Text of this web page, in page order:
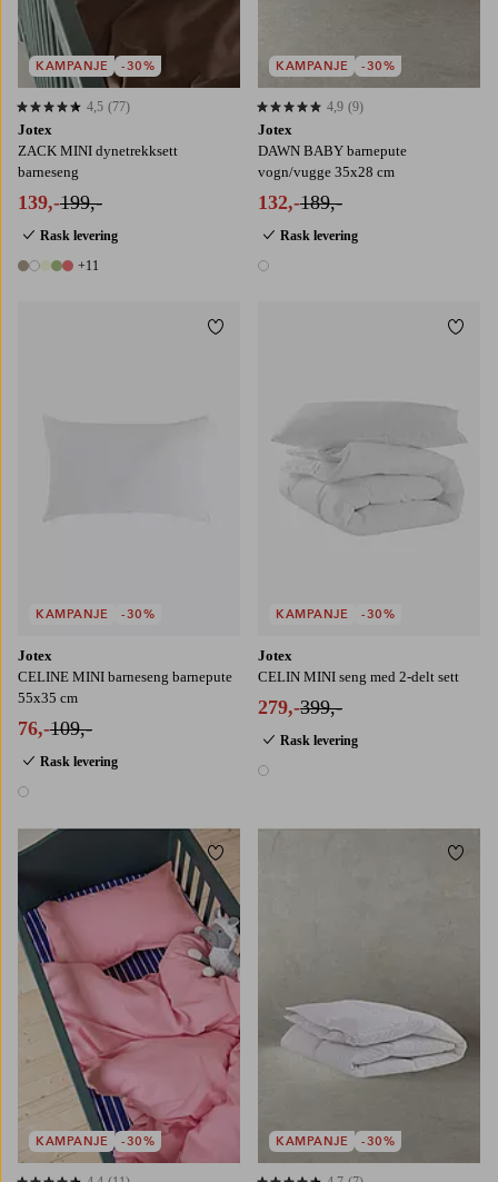
Jotex
ZACK MINI dynetrekksett
barneseng
139,-199,-
Rask levering
16 farger
+11
4,5 basert på 77 karaktergivninger
4,5 (77)
KAMPANJE -30%
Jotex
DAWN BABY barnepute
vogn/vugge 35x28 cm
132,-189,-
Rask levering
1 farge
4,9 basert på 9 karaktergivninger
4,9 (9)
KAMPANJE -30%
Jotex
CELINE MINI barneseng barnepute
55x35 cm
76,-109,-
Rask levering
1 farge
KAMPANJE -30%
Legg til favoritter
Jotex
CELIN MINI seng med 2-delt sett
279,-399,-
Rask levering
1 farge
KAMPANJE -30%
KAMPANJE -30%
Legg til favoritter
KAMPANJE -30%